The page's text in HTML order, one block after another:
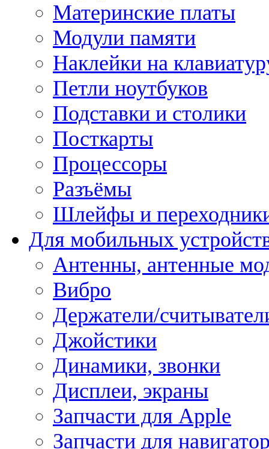
Материнские платы
Модули памяти
Наклейки на
Петли ноутбуков
Подставки и столики
Посткарты
Процессоры
Разъёмы
Шлейфы и
Для мобильных
Антенны, антенные
Вибро
Держатели/
Джойстики
Динамики, звонки
Дисплеи, экраны
Запчасти для Apple
Запчасти для